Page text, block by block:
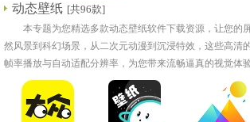
动态壁纸 [共96款]
本专题为您精选多款动态壁纸软件下载资源，让您的
然风景到科幻场景，从二次元动漫到沉浸特效，这些高清
帧率播放与自动适配分辨率，为您带来流畅逼真的视觉体
炫还是唯美风格，这里都有合适的选择。我们精心整理的
不仅注重画质与性能，更关注资源更新速度与占用率，让
立即浏览专题，发现最适合您的动态壁纸软件！